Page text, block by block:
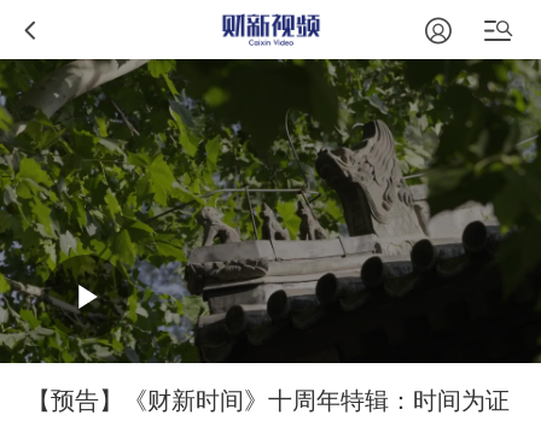
【预告】《财新时间》十周年特辑：时间为证